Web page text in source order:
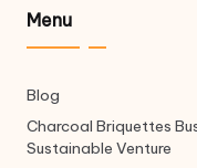
Menu
Blog
Charcoal Briquettes
Sustainable Venture